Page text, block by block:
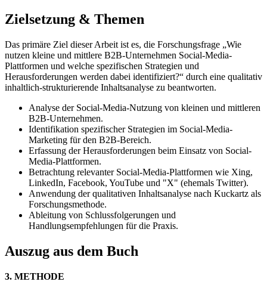
Zielsetzung & Themen
Das primäre Ziel dieser Arbeit ist es, die Forschungsfrage „Wie
nutzen kleine und mittlere B2B-Unternehmen Social-Media-
Plattformen und welche spezifischen Strategien und
Herausforderungen werden dabei identifiziert?“ durch eine qualitativ
inhaltlich-strukturierende Inhaltsanalyse zu beantworten.
Analyse der Social-Media-Nutzung von kleinen und mittleren
B2B-Unternehmen.
Identifikation spezifischer Strategien im Social-Media-
Marketing für den B2B-Bereich.
Erfassung der Herausforderungen beim Einsatz von Social-
Media-Plattformen.
Betrachtung relevanter Social-Media-Plattformen wie Xing,
LinkedIn, Facebook, YouTube und "X" (ehemals Twitter).
Anwendung der qualitativen Inhaltsanalyse nach Kuckartz als
Forschungsmethode.
Ableitung von Schlussfolgerungen und
Handlungsempfehlungen für die Praxis.
Auszug aus dem Buch
3. METHODE